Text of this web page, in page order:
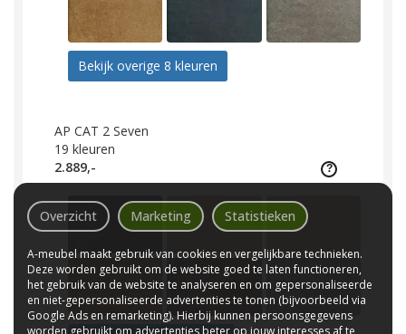
Bekijk overige 8 kleuren
AP CAT 2 Seven
19 kleuren
2.889,-
Overzicht Marketing Statistieken
A-meubel maakt gebruik van cookies en vergelijkbare technieken.
Deze worden gebruikt om de website goed te laten functioneren,
het gebruik van de website te analyseren en om gepersonaliseerde
en niet-gepersonaliseerde advertenties te tonen (bijvoorbeeld via
Google Ads en remarketing). Hierbij kunnen persoonsgegevens
worden gebruikt om advertenties beter op jouw interesses af te